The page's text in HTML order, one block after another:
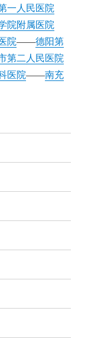
一人民医院
院附属医院
院——德阳第
第二人民医院
医院——南充